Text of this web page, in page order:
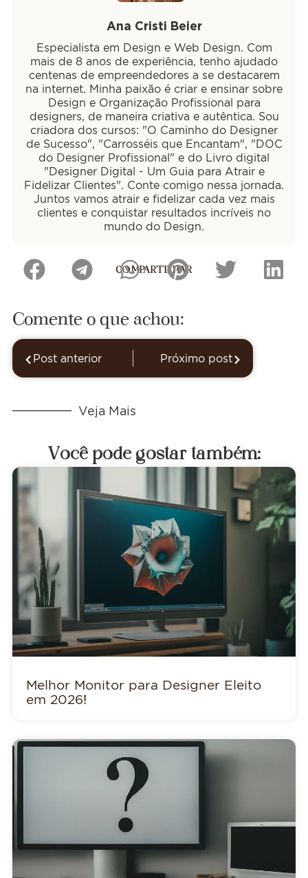
Ana Cristi Beier
Especialista em Design e Web Design. Com
mais de 8 anos de experiência, tenho ajudado
centenas de empreendedores a se destacarem
na internet. Minha paixão é criar e ensinar sobre
Design e Organização Profissional para
designers, de maneira criativa e autêntica. Sou
criadora dos cursos: "O Caminho do Designer
de Sucesso", "Carrosséis que Encantam", "DOC
do Designer Profissional" e do Livro digital
"Designer Digital - Um Guia para Atrair e
Fidelizar Clientes". Conte comigo nessa jornada.
Juntos vamos atrair e fidelizar cada vez mais
clientes e conquistar resultados incríveis no
mundo do Design.
COMPARTILHAR
Comente o que achou:
Post anterior Próximo post
Veja Mais
Você pode gostar também:
Melhor Monitor para Designer Eleito
em 2026!